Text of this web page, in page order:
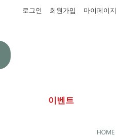
로그인 회원가입 마이페이지
이벤트